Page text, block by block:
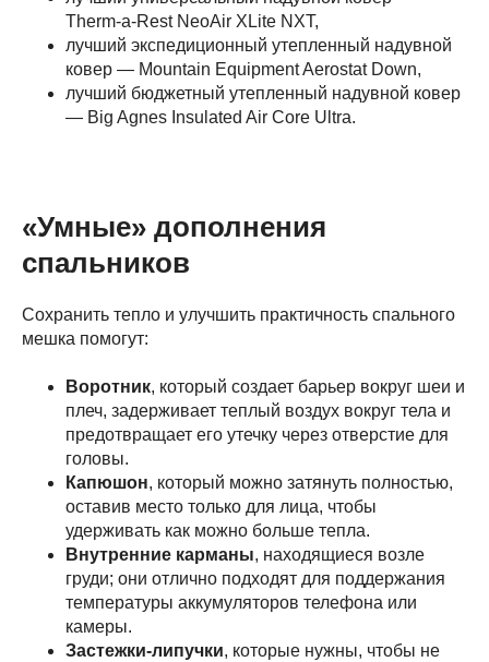
Therm-a-Rest NeoAir XLite NXT,
лучший экспедиционный утепленный надувной
ковер — Mountain Equipment Aerostat Down,
лучший бюджетный утепленный надувной ковер
— Big Agnes Insulated Air Core Ultra.
«Умные» дополнения
спальников
Сохранить тепло и улучшить практичность спального
мешка помогут:
Воротник, который создает барьер вокруг шеи и
плеч, задерживает теплый воздух вокруг тела и
предотвращает его утечку через отверстие для
головы.
Капюшон, который можно затянуть полностью,
оставив место только для лица, чтобы
удерживать как можно больше тепла.
Внутренние карманы, находящиеся возле
груди; они отлично подходят для поддержания
температуры аккумуляторов телефона или
камеры.
Застежки-липучки, которые нужны, чтобы не
аннапурны
18–29 октября 2026
Перейти >
баз. лагерь
30 окт. – 13 ноября 2026